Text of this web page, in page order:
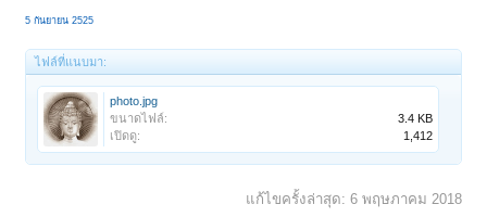
5 กันยายน 2525
ไฟล์ที่แนบมา:
photo.jpg
ขนาดไฟล์:
3.4 KB
เปิดดู:
1,412
แก้ไขครั้งล่าสุด: 6 พฤษภาคม 2018